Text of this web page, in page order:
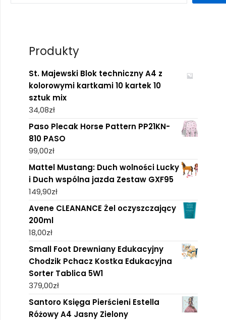
Produkty
St. Majewski Blok techniczny A4 z
kolorowymi kartkami 10 kartek 10
sztuk mix
34,08zł
Paso Plecak Horse Pattern PP21KN-
810 PASO
99,00zł
Mattel Mustang: Duch wolności Lucky
i Duch wspólna jazda Zestaw GXF95
149,90zł
Avene CLEANANCE Żel oczyszczający
200ml
18,00zł
Small Foot Drewniany Edukacyjny
Chodzik Pchacz Kostka Edukacyjna
Sorter Tablica 5W1
379,00zł
Santoro Księga Pierścieni Estella
Różowy A4 Jasny Zielony